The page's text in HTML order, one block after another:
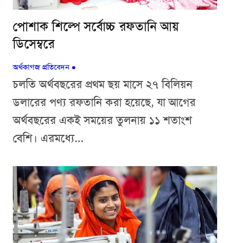
পোশাক শিল্পে সর্বোচ্চ রফতানি আয়
ডিসেম্বরে
অর্থকাগজ প্রতিবেদন ●
চলতি অর্থবছরের প্রথম ছয় মাসে ২৭ বিলিয়ন
ডলারের পণ্য রফতানি করা হয়েছে, যা আগের
অর্থবছরের একই সময়ের তুলনায় ১১ শতাংশ
বেশি। এরমধ্যে...